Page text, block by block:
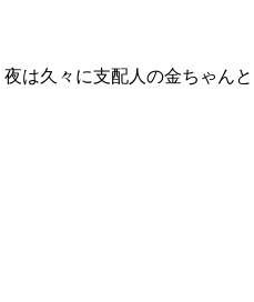
は久々に支配人の金ちゃんと